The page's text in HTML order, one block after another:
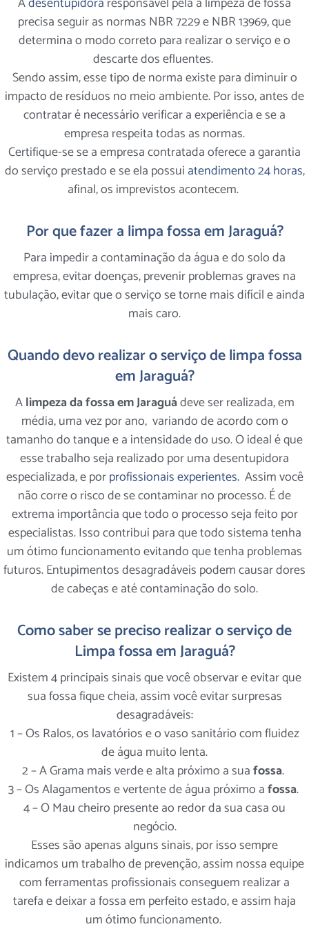
precisa seguir as normas NBR 7229 e NBR 13969, que
determina o modo correto para realizar o serviço e o
descarte dos efluentes.
Sendo assim, esse tipo de norma existe para diminuir o
impacto de resíduos no meio ambiente. Por isso, antes de
contratar é necessário verificar a experiência e se a
empresa respeita todas as normas.
Certifique-se se a empresa contratada oferece a garantia
do serviço prestado e se ela possui atendimento 24 horas,
afinal, os imprevistos acontecem.
Por que fazer a limpa fossa em Jaraguá?
Para impedir a contaminação da água e do solo da
empresa, evitar doenças, prevenir problemas graves na
tubulação, evitar que o serviço se torne mais difícil e ainda
mais caro.
Quando devo realizar o serviço de limpa fossa
em Jaraguá?
Alimpeza da fossa em Jaraguádeve ser realizada, em
média, uma vez por ano, variando de acordo com o
tamanho do tanque e a intensidade do uso. O ideal é que
esse trabalho seja realizado por uma desentupidora
especializada, e porprofissionais experientes.Assim você
não corre o risco de se contaminar no processo. É de
extrema importância que todo o processo seja feito por
especialistas. Isso contribui para que todo sistema tenha
um ótimo funcionamento evitando que tenha problemas
futuros. Entupimentos desagradáveis podem causar dores
de cabeças e até contaminação do solo.
Como saber se preciso realizar o serviço de
Limpa fossa em Jaraguá?
Existem 4 principais sinais que você observar e evitar que
sua fossa fique cheia, assim você evitar surpresas
desagradáveis:
1 – Os Ralos, os lavatórios e o vaso sanitário com fluidez
de água muito lenta.
2 – A Grama mais verde e alta próximo a suafossa.
3 – Os Alagamentos e vertente de água próximo afossa.
4 – O Mau cheiro presente ao redor da sua casa ou
negócio.
Esses são apenas alguns sinais, por isso sempre
indicamos um trabalho de prevenção, assim nossa equipe
com ferramentas profissionais conseguem realizar a
tarefa e deixar a fossa em perfeito estado, e assim haja
um ótimo funcionamento.